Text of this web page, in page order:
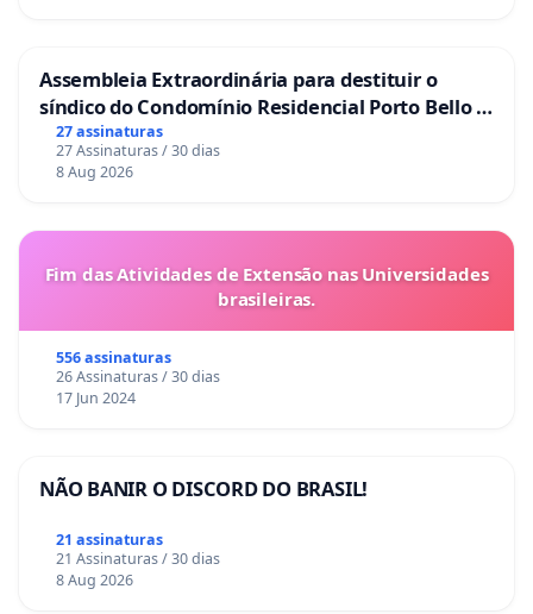
Assembleia Extraordinária para destituir o
síndico do Condomínio Residencial Porto Bello -
La Casa
27 assinaturas
27 Assinaturas / 30 dias
8 Aug 2026
Fim das Atividades de Extensão nas Universidades
brasileiras.
556 assinaturas
26 Assinaturas / 30 dias
17 Jun 2024
NÃO BANIR O DISCORD DO BRASIL!
21 assinaturas
21 Assinaturas / 30 dias
8 Aug 2026